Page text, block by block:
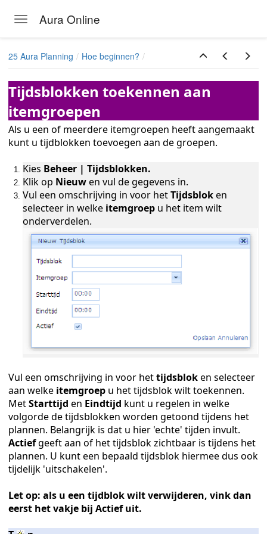
Toggle navigation
Aura Online
25 Aura Planning Hoe beginnen?
Tijdsblokken toekennen aan
itemgroepen
Als u een of meerdere itemgroepen heeft aangemaakt
kunt u tijdblokken toevoegen aan de groepen.
Kies Beheer | Tijdsblokken.
Klikop Nieuwen vul de gegevens in.
Vul een omschrijving in voor hetTijdsbloken
selecteer in welke itemgroep u het item wilt
onderverdelen.
Vul een omschrijving in voor hettijdsbloken selecteer
aan welke itemgroep u het tijdsblok wilt toekennen.
MetStarttijd en Eindtijd kunt u regelen in welke
volgorde de tijdsblokken worden getoond tijdens het
plannen. Belangrijk is dat u hier 'echte' tijden invult.
Actiefgeeft aan of het tijdsblok zichtbaar is tijdens het
plannen. U kunt een bepaald tijdsblok hiermee dus ook
tijdelijk 'uitschakelen'.
Let op: als u een tijdblok wilt verwijderen, vink dan
eerst het vakje bij Actief uit.